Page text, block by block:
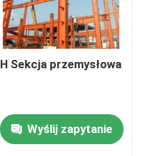
H Sekcja przemysłowa
Wyślij zapytanie